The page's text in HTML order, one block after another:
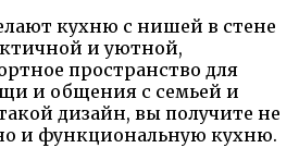
кухню с нишей в стене
и уютной,
пространство для
и общения с семьей и
дизайн, вы получите не
и функциональную кухню.